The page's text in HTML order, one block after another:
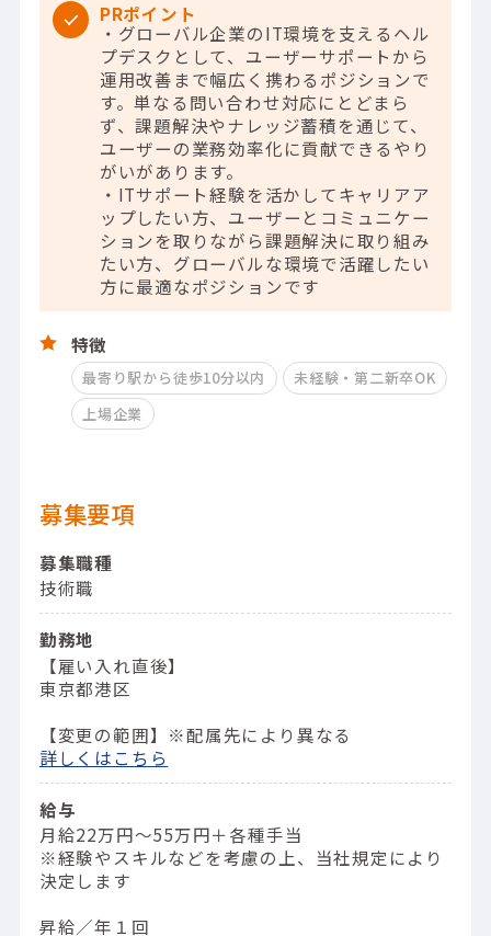
PRポイント
・グローバル企業のIT環境を支えるヘル
プデスクとして、ユーザーサポートから
運用改善まで幅広く携わるポジションで
す。単なる問い合わせ対応にとどまら
ず、課題解決やナレッジ蓄積を通じて、
ユーザーの業務効率化に貢献できるやり
がいがあります。
・ITサポート経験を活かしてキャリアア
ップしたい方、ユーザーとコミュニケー
ションを取りながら課題解決に取り組み
たい方、グローバルな環境で活躍したい
方に最適なポジションです
特徴
最寄り駅から徒歩10分以内
未経験・第二新卒OK
上場企業
募集要項
募集職種
技術職
勤務地
【雇い入れ直後】
東京都港区
【変更の範囲】※配属先により異なる
詳しくはこちら
給与
月給22万円～55万円＋各種手当
※経験やスキルなどを考慮の上、当社規定により
決定します
昇給／年１回